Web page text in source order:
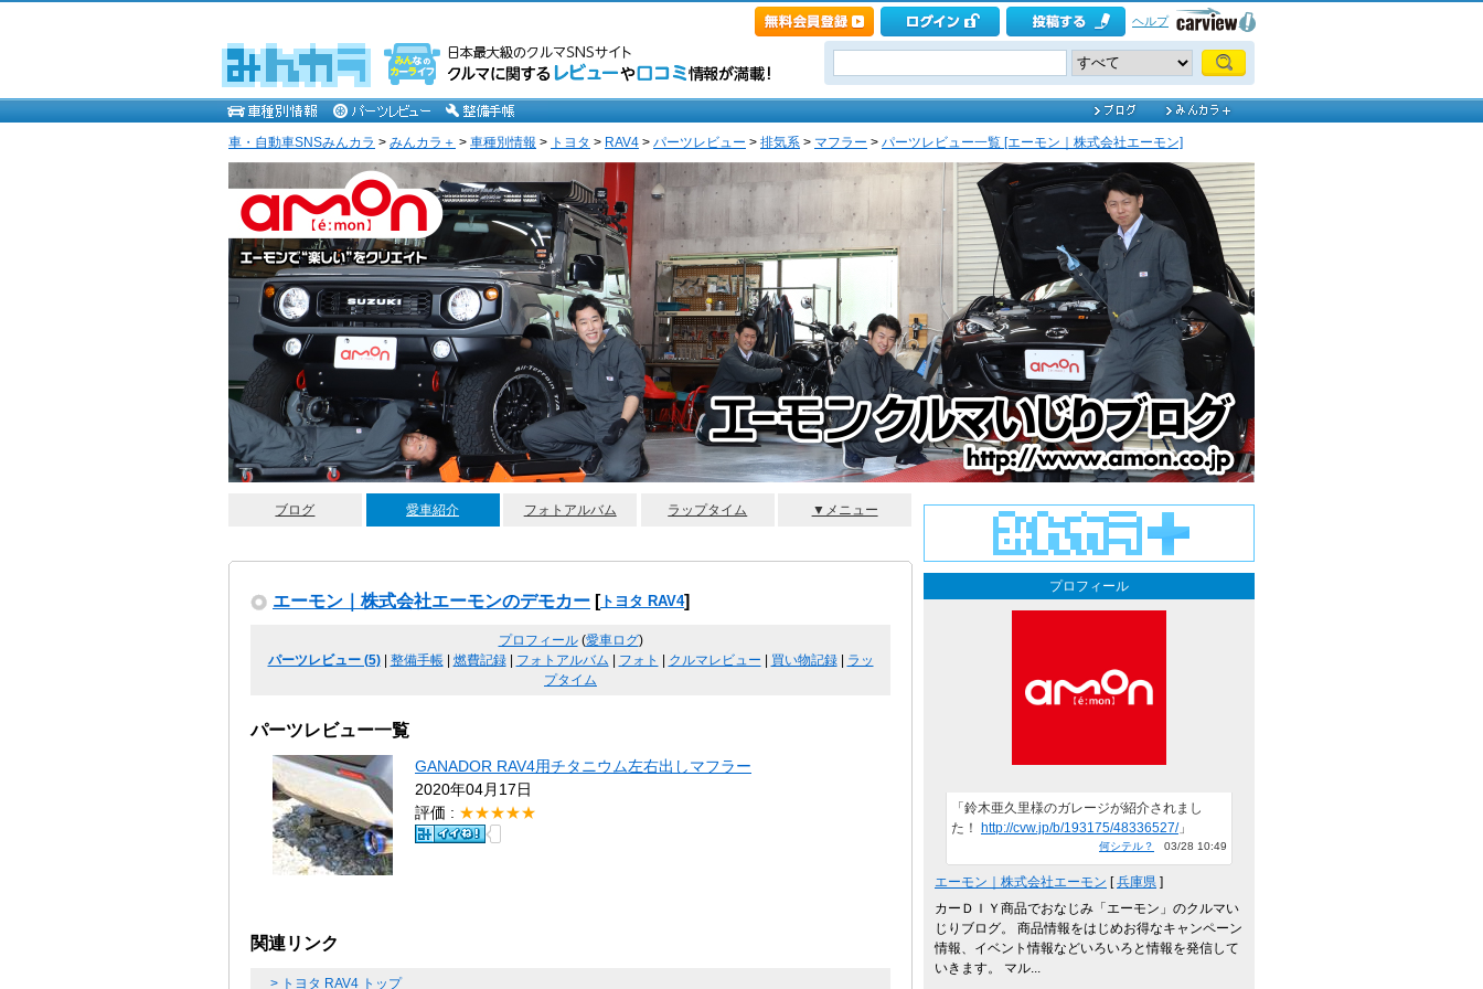
ヘルプ
車・自動車SNSみんカラ > みんカラ＋ > 車種別情報 > トヨタ > RAV4 > パーツレビュー > 排気系 > マフラー > パーツレビュー一覧 [エーモン｜株式会社エーモン]
ブログ 愛車紹介 フォトアルバム ラップタイム ▼メニュー
エーモン｜株式会社エーモンのデモカー [ トヨタ RAV4]
プロフィール(愛車ログ)
パーツレビュー (5)| 整備手帳| 燃費記録| フォトアルバム フォト クルマレビュー 買い物記録|
ラッ
プタイム
パーツレビュー一覧
GANADOR RAV4用チタニウム左右出しマフラー
2020年04月17日
評価 : ★★★★★
関連リンク
> トヨタ RAV4 トップ
プロフィール
「鈴木亜久里様のガレージが紹介されまし
た！ http://cvw.jp/b/193175/48336527/」
何シテル？ 03/28 10:49
エーモン｜株式会社エーモン [兵庫県 ]
カーＤＩＹ商品でおなじみ「エーモン」のクルマい
じりブログ。 商品情報をはじめお得なキャンペーン
情報、イベント情報などいろいろと情報を発信して
いきます。 マル...